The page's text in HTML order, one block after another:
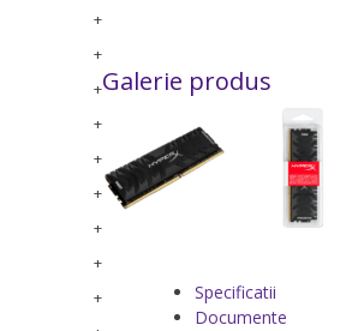
Galerie produs
Specificatii
Documente